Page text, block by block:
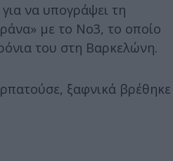
να υπογράψει τη
με το Νο3, το οποίο
του στη Βαρκελώνη.
ξαφνικά βρέθηκε